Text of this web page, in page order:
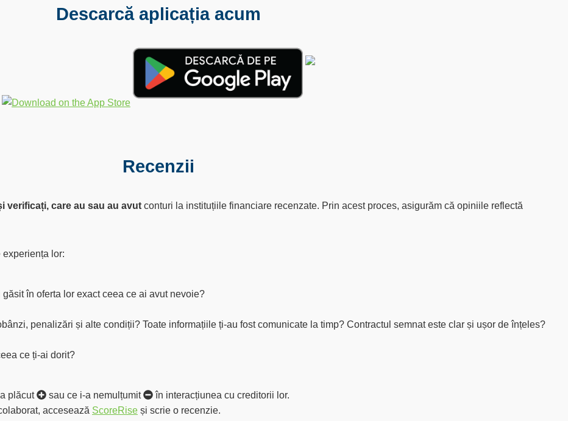
Descarcă aplicația acum
Recenzii
verificați, care au sau au avut conturi la instituțiile financiare recenzate. Prin acest proces, asigurăm că opiniile reflectă
lor:
în oferta lor exact ceea ce ai avut nevoie?
penalizări și alte condiții? Toate informațiile ți-au fost comunicate la timp? Contractul semnat este clar și ușor de înțeles?
ce ți-ai dorit?
plăcut sau ce i-a nemulțumit
în interacțiunea cu creditorii lor.
accesează ScoreRise și scrie o recenzie.